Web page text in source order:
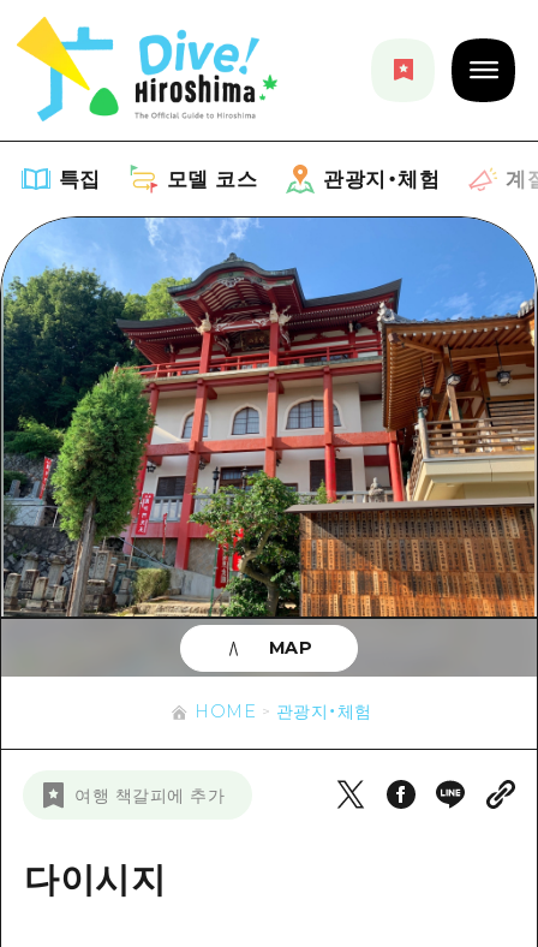
특집 모델 코스 관광지・체험 계
특집
목록
추천
아트
이벤트/축제
음식/술
사이클링
쇼핑
스포츠
나이트 라이프
기준
모델 코스
목록
Dive! Hiroshima 공식 가이드
Hiroshima Moshimo Travel
히로시마시 주변
아키(安芸)
빈고(備後)
미야지마(宮島) 주변
관광지・체험
목록
히로시마시 주변
아키(安芸)
빈고(備後)
비북(備北)
게이호쿠(芸北)
야마구치(山口)현 동부
시마네(島根)현
계절 정보
이벤트
유용한 정보
목록
접근
히로시마 OMOTENASHI 패스
뉴스
HOME 관광지・체험
여행 책갈피에 추가
다이시지
MAP